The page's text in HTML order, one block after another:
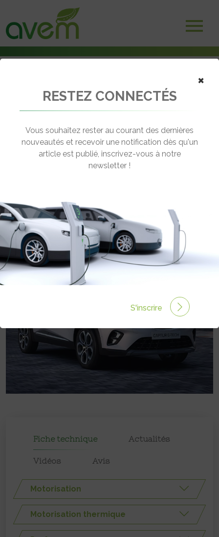
Voitures électriques
RENAULT CAPTUR HYBRIDE
RECHARGEABLE
Autonomie :50 km
Prix :
Fiche technique Actualités
Vidéos Avis
Motorisation
Motorisation thermique
×
RESTEZ CONNECTÉS
Vous souhaitez rester au courant des dernières
nouveautés et recevoir une notification dès qu'un
article est publié, inscrivez-vous à notre
newsletter !
S'inscrire